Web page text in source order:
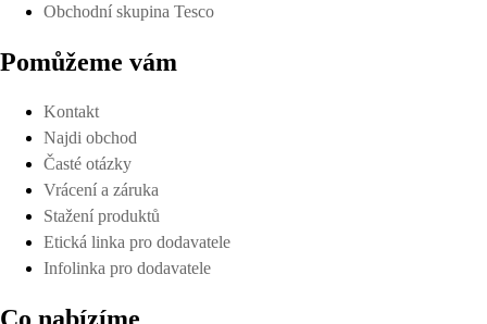
Obchodní skupina Tesco
Pomůžeme vám
Kontakt
Najdi obchod
Časté otázky
Vrácení a záruka
Stažení produktů
Etická linka pro dodavatele
Infolinka pro dodavatele
Co nabízíme